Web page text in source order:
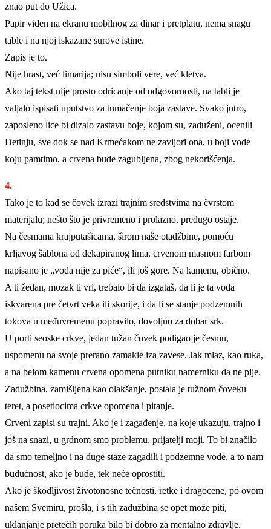
znao put do Užica.
Papir viđen na ekranu mobilnog za dinar i pretplatu, nema snagu
table i na njoj iskazane surove istine.
Zapis je to.
Nije hrast, već limarija; nisu simboli vere, već kletva.
Ako taj tekst nije prosto odricanje od odgovornosti, na tabli je
valjalo ispisati uputstvo za tumačenje boja zastave. Svako jutro,
zaposleno lice bi dizalo zastavu boje, kojom su, zaduženi, ocenili
Đetinju, sve dok se nad Krmećakom ne zavijori ona, u boji vode
koju pamtimo, a crvena bude zagubljena, zbog nekorišćenja.
4.
Tako je to kad se čovek izrazi trajnim sredstvima na čvrstom
materijalu; nešto što je privremeno i prolazno, predugo ostaje.
Na česmama krajputašicama, širom naše otadžbine, pomoću
krljavog šablona od dekapiranog lima, crvenom masnom farbom
napisano je „voda nije za piće“, ili još gore. Na kamenu, obično.
A ti žedan, mozak ti vri, trebalo bi da izgataš, da li je ta voda
iskvarena pre četvrt veka ili skorije, i da li se stanje podzemnih
tokova u međuvremenu popravilo, dovoljno za dobar srk.
U porti seoske crkve, jedan tužan čovek podigao je česmu,
uspomenu na svoje prerano zamakle iza zavese. Jak mlaz, kao ruka,
a na belom kamenu crvena opomena putniku namerniku da ne pije.
Zadužbina, zamišljena kao olakšanje, postala je tužnom čoveku
teret, a posetiocima crkve opomena i pitanje.
Crveni zapisi su trajni. Ako je i zagađenje, na koje ukazuju, trajno i
još na snazi, u grdnom smo problemu, prijatelji moji. To bi značilo
da smo temeljno i na duge staze zagadili i podzemne vode, a to nam
budućnost, ako je bude, tek neće oprostiti.
Ako je škodljivost životonosne tečnosti, retke i dragocene, po ovom
našem Svemiru, prošla, i s tih zadužbina se opet može piti,
uklanjanje pretećih poruka bilo bi dobro za mentalno zdravlje.